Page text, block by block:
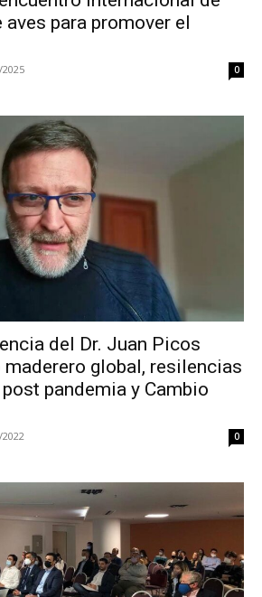
para promover el
0
del Dr. Juan Picos
global, resilencias
pandemia y Cambio
0